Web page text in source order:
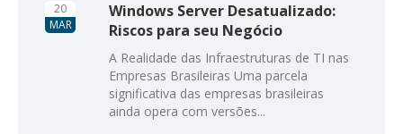
20
MAR
Windows Server Desatualizado:
Riscos para seu Negócio
A Realidade das Infraestruturas de TI nas
Empresas Brasileiras Uma parcela
significativa das empresas brasileiras
ainda opera com versões...